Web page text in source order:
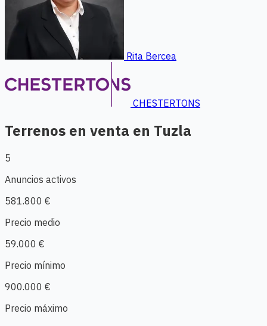
Rita Bercea
CHESTERTONS
Terrenos en venta en Tuzla
5
Anuncios activos
581.800 €
Precio medio
59.000 €
Precio mínimo
900.000 €
Precio máximo